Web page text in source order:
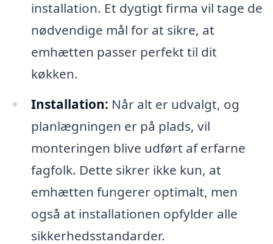
installation. Et dygtigt firma vil tage de
nødvendige mål for at sikre, at
emhætten passer perfekt til dit
køkken.
Installation: Når alt er udvalgt, og
planlægningen er på plads, vil
monteringen blive udført af erfarne
fagfolk. Dette sikrer ikke kun, at
emhætten fungerer optimalt, men
også at installationen opfylder alle
sikkerhedsstandarder.